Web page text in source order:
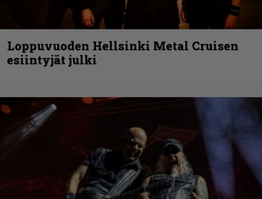
Loppuvuoden Hellsinki Metal Cruisen
esiintyjät julki